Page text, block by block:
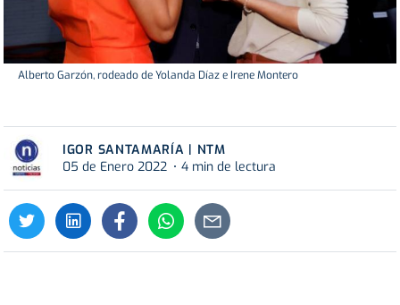
Alberto Garzón, rodeado de Yolanda Díaz e Irene Montero
IGOR SANTAMARÍA | NTM
05 de Enero 2022
4 min de lectura